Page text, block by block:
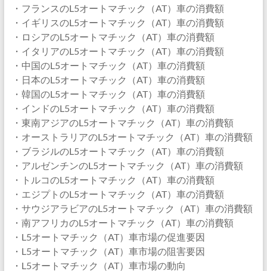
・フランスのL5オートマチック（AT）車の消費額
・イギリスのL5オートマチック（AT）車の消費額
・ロシアのL5オートマチック（AT）車の消費額
・イタリアのL5オートマチック（AT）車の消費額
・中国のL5オートマチック（AT）車の消費額
・日本のL5オートマチック（AT）車の消費額
・韓国のL5オートマチック（AT）車の消費額
・インドのL5オートマチック（AT）車の消費額
・東南アジアのL5オートマチック（AT）車の消費額
・オーストラリアのL5オートマチック（AT）車の消費額
・ブラジルのL5オートマチック（AT）車の消費額
・アルゼンチンのL5オートマチック（AT）車の消費額
・トルコのL5オートマチック（AT）車の消費額
・エジプトのL5オートマチック（AT）車の消費額
・サウジアラビアのL5オートマチック（AT）車の消費額
・南アフリカのL5オートマチック（AT）車の消費額
・L5オートマチック（AT）車市場の促進要因
・L5オートマチック（AT）車市場の阻害要因
・L5オートマチック（AT）車市場の動向